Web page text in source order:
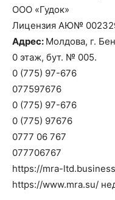
ООО «Гудок»
Лицензия АЮ№
Адрес: Молдова, г.
0 этаж, бут. № 005.
0 (775) 97-676
077597676
0 (775) 97-676
0 (775) 97676
0777 06 767
077706767
https://mra-
https://www.mra.su/